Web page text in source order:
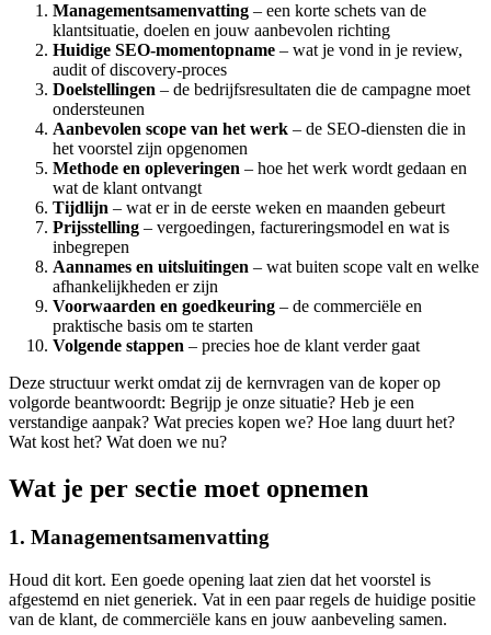
Managementsamenvatting – een korte schets van de
klantsituatie, doelen en jouw aanbevolen richting
Huidige SEO-momentopname – wat je vond in je review,
audit of discovery-proces
Doelstellingen – de bedrijfsresultaten die de campagne moet
ondersteunen
Aanbevolen scope van het werk – de SEO-diensten die in
het voorstel zijn opgenomen
Methode en opleveringen – hoe het werk wordt gedaan en
wat de klant ontvangt
Tijdlijn – wat er in de eerste weken en maanden gebeurt
Prijsstelling – vergoedingen, factureringsmodel en wat is
inbegrepen
Aannames en uitsluitingen – wat buiten scope valt en welke
afhankelijkheden er zijn
Voorwaarden en goedkeuring – de commerciële en
praktische basis om te starten
Volgende stappen – precies hoe de klant verder gaat
Deze structuur werkt omdat zij de kernvragen van de koper op
volgorde beantwoordt: Begrijp je onze situatie? Heb je een
verstandige aanpak? Wat precies kopen we? Hoe lang duurt het?
Wat kost het? Wat doen we nu?
Wat je per sectie moet opnemen
1. Managementsamenvatting
Houd dit kort. Een goede opening laat zien dat het voorstel is
afgestemd en niet generiek. Vat in een paar regels de huidige positie
van de klant, de commerciële kans en jouw aanbeveling samen.